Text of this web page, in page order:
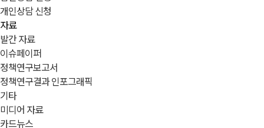
개인상담 신청
자료
발간 자료
이슈페이퍼
정책연구보고서
정책연구결과 인포그래픽
기타
미디어 자료
카드뉴스